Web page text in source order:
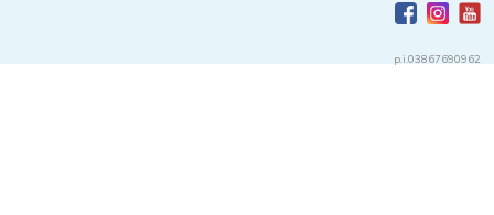
p.i.03867690962